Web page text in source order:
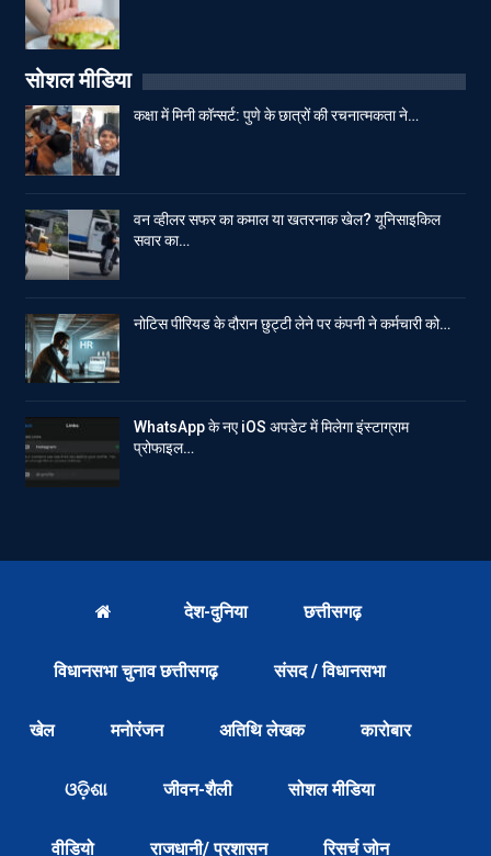
सोशल मीडिया
कक्षा में मिनी कॉन्सर्ट: पुणे के छात्रों की रचनात्मकता ने…
वन व्हीलर सफर का कमाल या खतरनाक खेल? यूनिसाइकिल
सवार का…
नोटिस पीरियड के दौरान छुट्टी लेने पर कंपनी ने कर्मचारी को…
WhatsApp के नए iOS अपडेट में मिलेगा इंस्टाग्राम
प्रोफाइल…
देश-दुनिया छत्तीसगढ़
विधानसभा चुनाव छत्तीसगढ़ संसद / विधानसभा
खेल मनोरंजन अतिथि लेखक कारोबार
ଓଡ଼ିଶା जीवन-शैली सोशल मीडिया
वीडियो राजधानी/ प्रशासन रिसर्च जोन